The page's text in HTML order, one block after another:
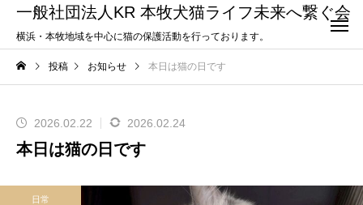
一般社団法人KR 本牧犬猫ライフ未来へ繋ぐ会
横浜・本牧地域を中心に猫の保護活動を行っております。
投稿 お知らせ 本日は猫の日です
2026.02.22 2026.02.24
本日は猫の日です
日常